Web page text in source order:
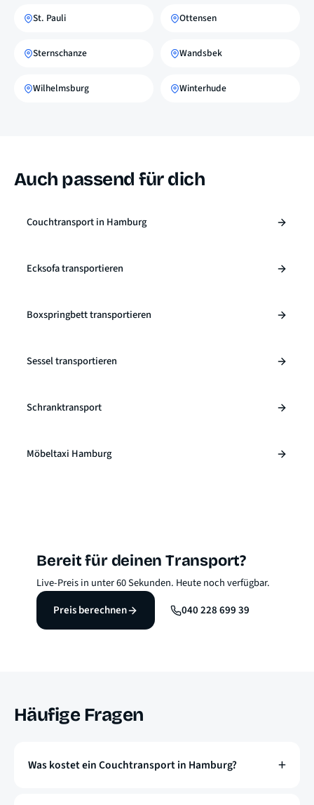
St. Pauli Ottensen
Sternschanze Wandsbek
Wilhelmsburg Winterhude
Auch passend für dich
Couchtransport in Hamburg
Ecksofa transportieren
Boxspringbett transportieren
Sessel transportieren
Schranktransport
Möbeltaxi Hamburg
Bereit für deinen Transport?
Live-Preis in unter 60 Sekunden. Heute noch verfügbar.
Preis berechnen
040 228 699 39
Häufige Fragen
Was kostet ein Couchtransport in Hamburg?